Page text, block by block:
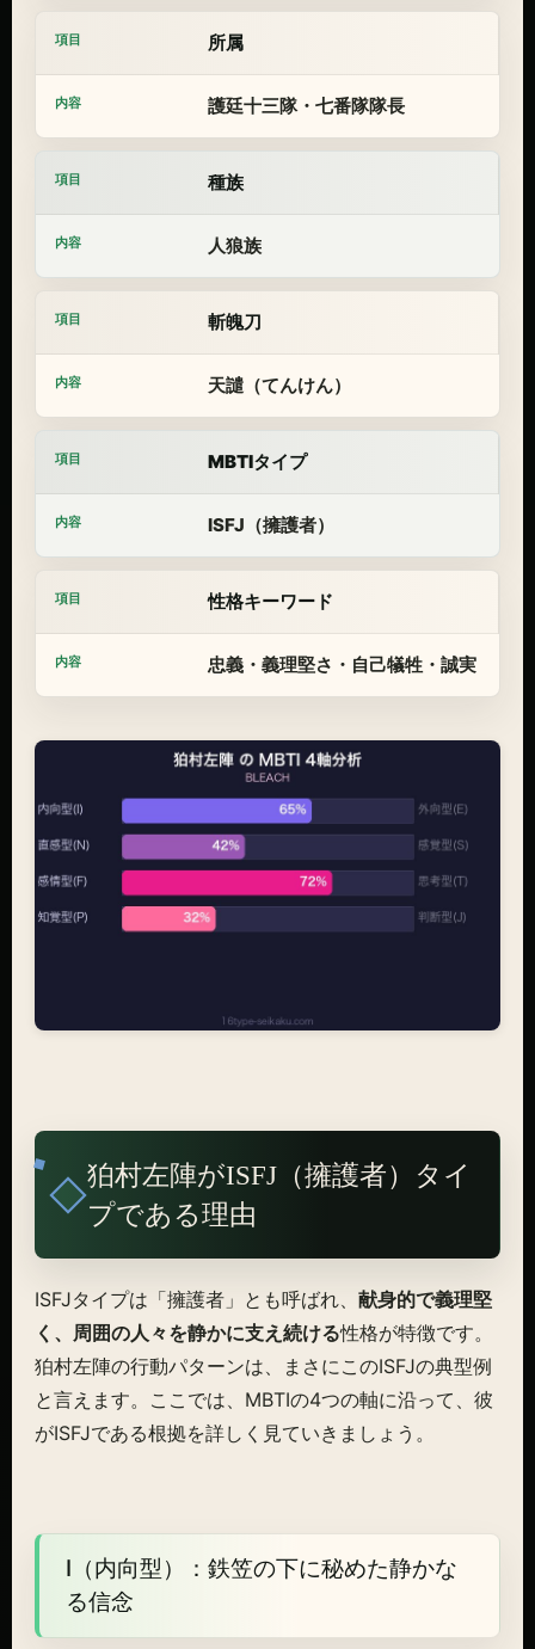
所属
護廷十三隊・七番隊隊長
種族
人狼族
斬魄刀
天譴（てんけん）
MBTIタイプ
ISFJ（擁護者）
性格キーワード
忠義・義理堅さ・自己犠牲・誠実
狛村左陣がISFJ（擁護者）タイ
プである理由
ISFJタイプは「擁護者」とも呼ばれ、 献身的で義理堅
く、周囲の人々を静かに支え続ける性格が特徴です。
狛村左陣の行動パターンは、まさにこのISFJの典型例
と言えます。ここでは、MBTIの4つの軸に沿って、彼
がISFJである根拠を詳しく見ていきましょう。
I（内向型）：鉄笠の下に秘めた静かな
る信念